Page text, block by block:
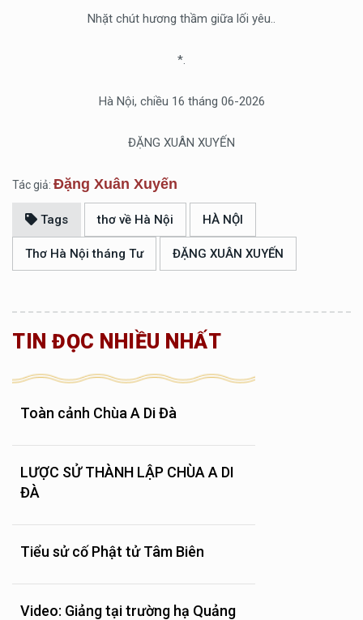
Nhặt chút hương thầm giữa lối yêu..
*.
Hà Nội, chiều 16 tháng 06-2026
ĐẶNG XUÂN XUYẾN
Tác giả: Đặng Xuân Xuyến
Tags thơ về Hà Nội HÀ NỘI
Thơ Hà Nội tháng Tư ĐẶNG XUÂN XUYẾN
TIN ĐỌC NHIỀU NHẤT
Toàn cảnh Chùa A Di Đà
LƯỢC SỬ THÀNH LẬP CHÙA A DI
ĐÀ
Tiểu sử cố Phật tử Tâm Biên
Video: Giảng tại trường hạ Quảng